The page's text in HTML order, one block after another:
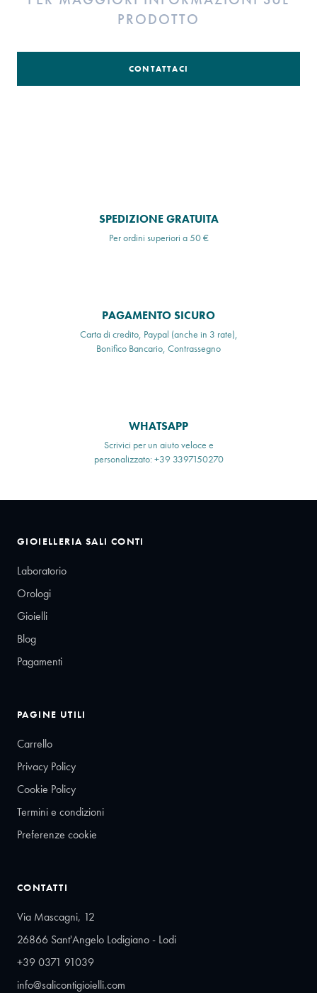
PRODOTTO
CONTATTACI
SPEDIZIONE GRATUITA
Per ordini superiori a 50 €
PAGAMENTO SICURO
Carta di credito, Paypal (anche in 3 rate),
Bonifico Bancario, Contrassegno
WHATSAPP
Scrivici per un aiuto veloce e
personalizzato: +39 3397150270
GIOIELLERIA SALI CONTI
Laboratorio
Orologi
Gioielli
Blog
Pagamenti
PAGINE UTILI
Carrello
Privacy Policy
Cookie Policy
Termini e condizioni
Preferenze cookie
CONTATTI
Via Mascagni, 12
26866 Sant'Angelo Lodigiano - Lodi
+39 0371 91039
info@salicontigioielli.com